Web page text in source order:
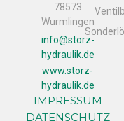
78573
Wurmlingen
info@storz-
hydraulik.de
www.storz-
hydraulik.de
IMPRESSUM
DATENSCHUTZ